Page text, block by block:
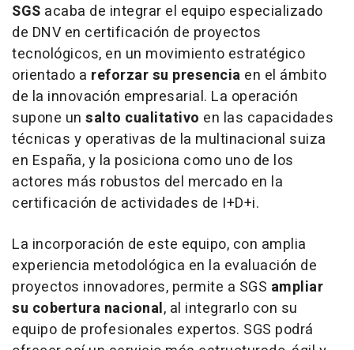
SGS acaba de integrar el equipo especializado
de DNV en certificación de proyectos
tecnológicos, en un movimiento estratégico
orientado a reforzar su presencia en el ámbito
de la innovación empresarial. La operación
supone un salto cualitativo en las capacidades
técnicas y operativas de la multinacional suiza
en España, y la posiciona como uno de los
actores más robustos del mercado en la
certificación de actividades de I+D+i.
La incorporación de este equipo, con amplia
experiencia metodológica en la evaluación de
proyectos innovadores, permite a SGS ampliar
su cobertura nacional, al integrarlo con su
equipo de profesionales expertos. SGS podrá